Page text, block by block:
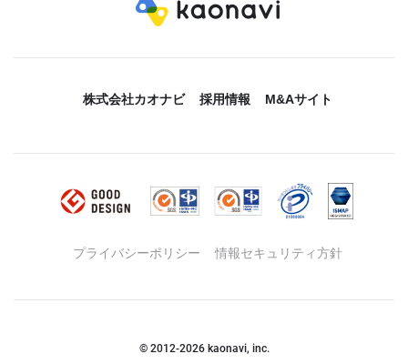
株式会社カオナビ 採用情報 M&Aサイト
プライバシーポリシー 情報セキュリティ方針
© 2012-2026kaonavi, inc.